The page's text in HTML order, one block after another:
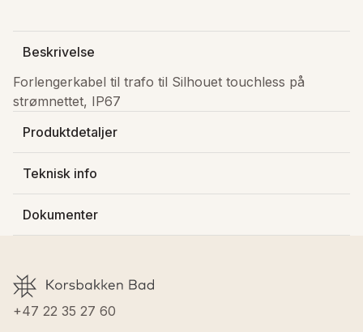
Beskrivelse
Forlengerkabel til trafo til Silhouet touchless på
strømnettet, IP67
Produktdetaljer
Varenummer:
Materiale kraner
Teknisk info
Dokumenter
+47 22 35 27 60